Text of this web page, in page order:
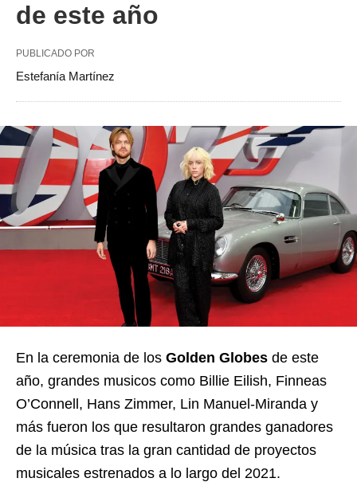
de este año
PUBLICADO POR
Estefanía Martínez
En la ceremonia de los Golden Globes de este
año, grandes musicos como Billie Eilish, Finneas
O’Connell, Hans Zimmer, Lin Manuel-Miranda y
más fueron los que resultaron grandes ganadores
de la música tras la gran cantidad de proyectos
musicales estrenados a lo largo del 2021.